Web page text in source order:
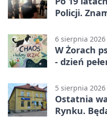
Policji.
6 sierpnia 2026
W Żorach
- dzień
5 sierpnia 2026
Ostatnia
Rynku.